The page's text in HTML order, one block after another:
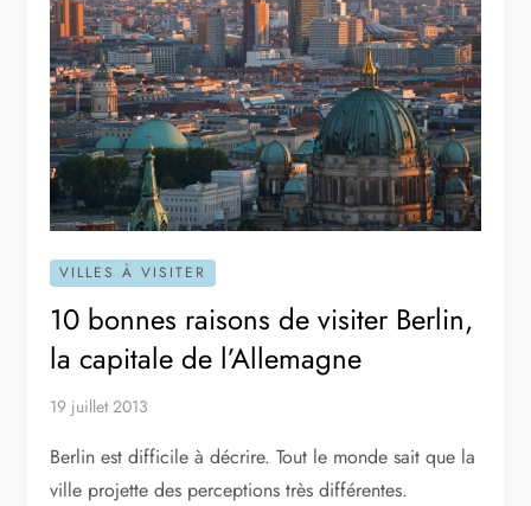
VILLES À VISITER
10 bonnes raisons de visiter Berlin,
la capitale de l’Allemagne
19 juillet 2013
Berlin est difficile à décrire. Tout le monde sait que la
ville projette des perceptions très différentes.